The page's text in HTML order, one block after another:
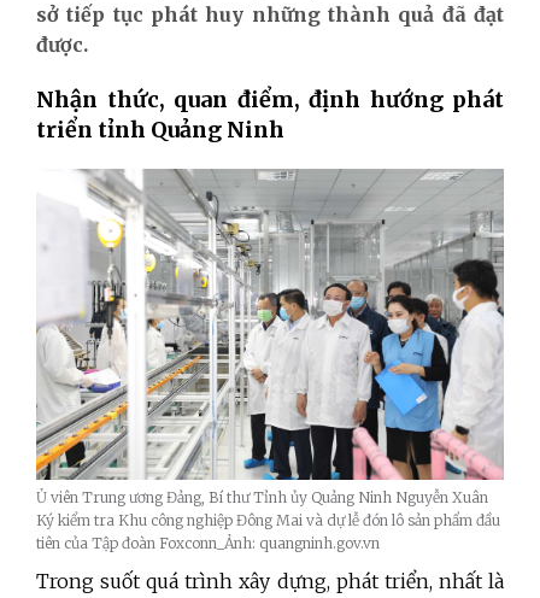
sở tiếp tục phát huy những thành quả đã đạt
được.
Nhận thức, quan điểm, định hướng phát
triển tỉnh Quảng Ninh
Ủ viên Trung ương Đảng, Bí thư Tỉnh ủy Quảng Ninh Nguyễn Xuân
Ký kiểm tra Khu công nghiệp Đông Mai và dự lễ đón lô sản phẩm đầu
tiên của Tập đoàn Foxconn_Ảnh: quangninh.gov.vn
Trong suốt quá trình xây dựng, phát triển, nhất là